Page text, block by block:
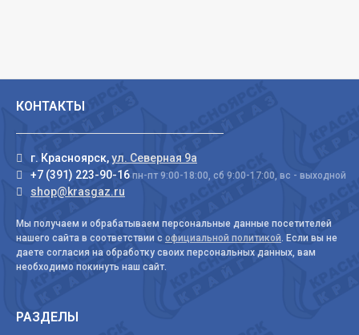
КОНТАКТЫ
г. Красноярск,ул. Северная 9а
+7 (391) 223-90-16 пн-пт 9:00-18:00, сб 9:00-17:00, вс - выходной
shop@krasgaz.ru
Мы получаем и обрабатываем персональные данные посетителей
нашего сайта в соответствии с официальной политикой. Если вы не
даете согласия на обработку своих персональных данных, вам
необходимо покинуть наш сайт.
РАЗДЕЛЫ